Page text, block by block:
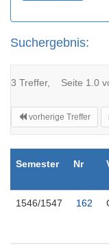
Suchergebnis:
3 Treffer, Seite 1.0
vorherige Treffer
Semester Nr
1546/1547 162